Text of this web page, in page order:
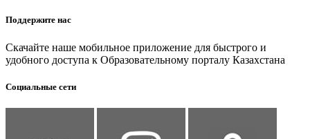
Поддержите нас
Скачайте наше мобильное приложение для быстрого и
удобного доступа к Образовательному порталу Казахстана
Социальные сети